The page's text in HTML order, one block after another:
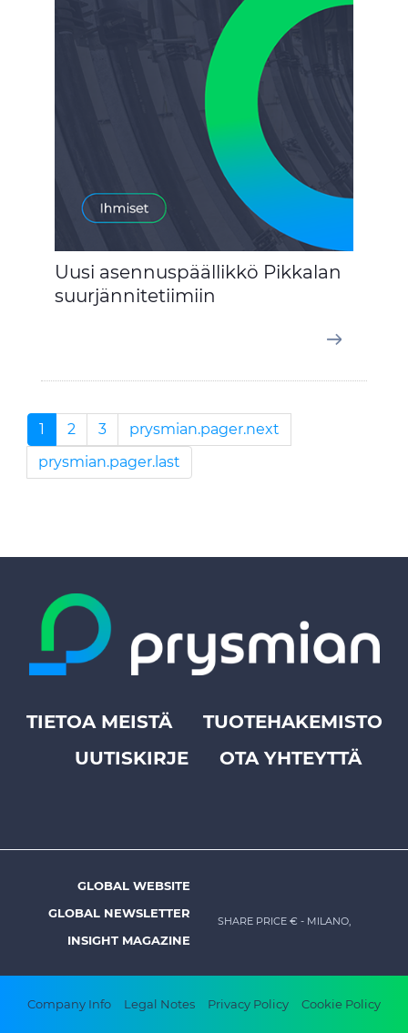
Uusi asennuspäällikkö Pikkalan
suurjännitetiimiin
1 2 3
prysmian.pager.next
prysmian.pager.last
Footer
Prysmian
TIETOA MEISTÄ
TUOTEHAKEMISTO
UUTISKIRJE
OTA YHTEYTTÄ
Footer
menu
Prysmian
GLOBAL WEBSITE
GLOBAL NEWSLETTER
INSIGHT MAGAZINE
SHARE PRICE € - MILANO,
Footer
Company Info Legal Notes Privacy Policy Cookie Policy